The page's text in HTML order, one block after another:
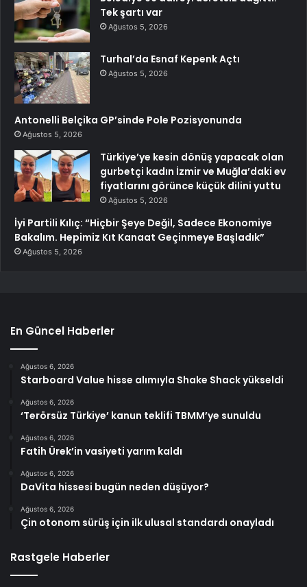
Tek şartı var
Ağustos 5, 2026
Turhal’da Esnaf Kepenk Açtı
Ağustos 5, 2026
Antonelli Belçika GP’sinde Pole Pozisyonunda
Ağustos 5, 2026
Türkiye’ye kesin dönüş yapacak olan
gurbetçi kadın İzmir ve Muğla’daki ev
fiyatlarını görünce küçük dilini yuttu
Ağustos 5, 2026
İyi Partili Kılıç: “Hiçbir Şeye Değil, Sadece Ekonomiye
Bakalım. Hepimiz Kıt Kanaat Geçinmeye Başladık”
Ağustos 5, 2026
En Güncel Haberler
Ağustos 6, 2026
Starboard Value hisse alımıyla Shake Shack yükseldi
Ağustos 6, 2026
‘Terörsüz Türkiye’ kanun teklifi TBMM’ye sunuldu
Ağustos 6, 2026
Fatih Ürek’in vasiyeti yarım kaldı
Ağustos 6, 2026
DaVita hissesi bugün neden düşüyor?
Ağustos 6, 2026
Çin otonom sürüş için ilk ulusal standardı onayladı
Rastgele Haberler